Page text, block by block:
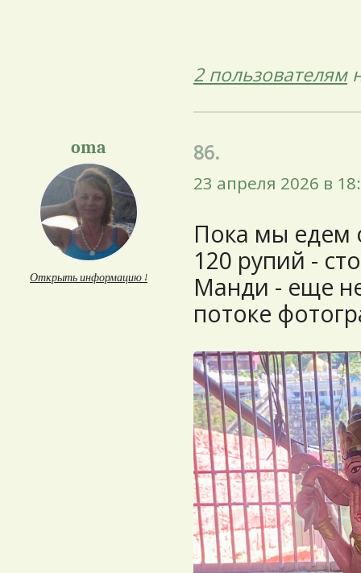
2 пользователям
oma
Открыть информацию ↓
86.
23 апреля 2026 в
Пока мы едем
120 рупий -
Манди - еще
потоке